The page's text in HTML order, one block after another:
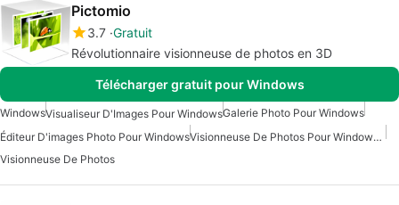
Pictomio
3.7 Gratuit
Révolutionnaire visionneuse de photos en 3D
Télécharger gratuit pour Windows
WindowsVisualiseur D'Images Pour WindowsGalerie Photo Pour Windows
Éditeur D'images Photo Pour Windows
Visionneuse De Photos Pour Windows 7
Visionneuse De Photos